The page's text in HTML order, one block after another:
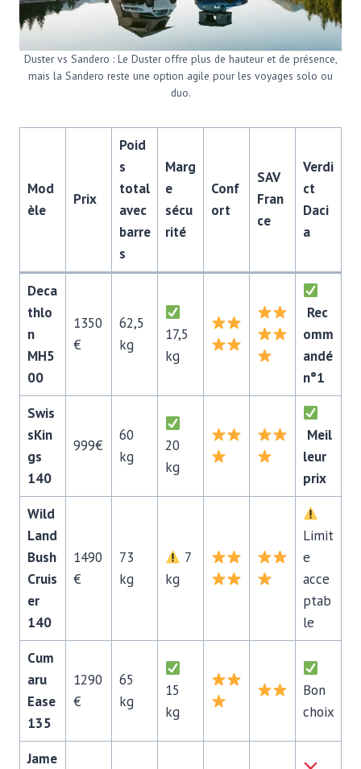
Duster vs Sandero : Le Duster offre plus de hauteur et de présence,
mais la Sandero reste une option agile pour les voyages solo ou
duo.
Mod
èle
Prix
Poid
s
total
avec
barre
s
Marg
e
sécu
rité
Conf
ort
SAV
Fran
ce
Verdi
ct
Daci
a
Deca
thlo
n
MH5
00
1350
€
62,5
kg
17,5
kg
Rec
omm
andé
n°1
Swis
sKin
gs
140
999€
60
kg
20
kg
Meil
leur
prix
Wild
Land
Bush
Cruis
er
140
1490
€
73
kg
7
kg
Limit
e
acce
ptab
le
Cum
aru
Ease
135
1290
€
65
kg
15
kg
Bon
choix
Jame